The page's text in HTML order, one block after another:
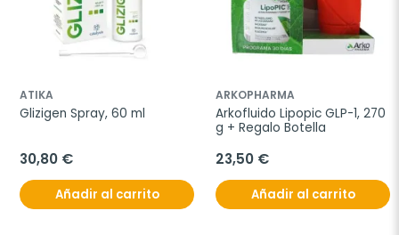
ATIKA
Glizigen Spray, 60 ml
30,80 €
Añadir al carrito
ARKOPHARMA
Arkofluido Lipopic GLP-1, 270
g + Regalo Botella
23,50 €
Añadir al carrito